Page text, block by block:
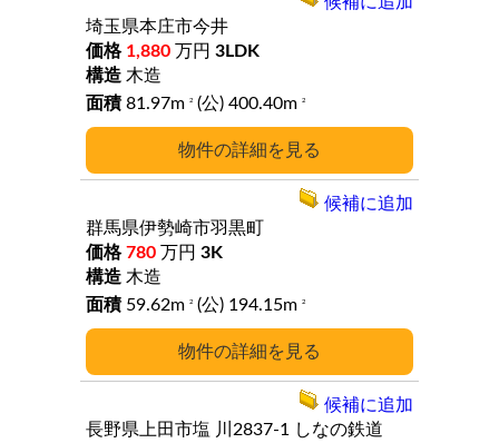
詳細
埼玉県本庄市今井
1,880 万円 3LDK
木造
81.97m
2 (公) 400.40m 2
詳細
群馬県伊勢崎市羽黒町
780 万円 3K
木造
59.62m
2 (公) 194.15m 2
候補に追加
長野県上田市塩 川2837-1
しなの鉄道
候補に追加